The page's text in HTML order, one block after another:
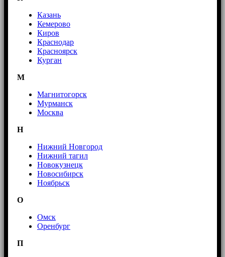
Казань
Кемерово
Киров
Краснодар
Красноярск
Курган
М
Магнитогорск
Мурманск
Москва
Н
Нижний Новгород
Нижний тагил
Новокузнецк
Новосибирск
Ноябрьск
О
Омск
Оренбург
П